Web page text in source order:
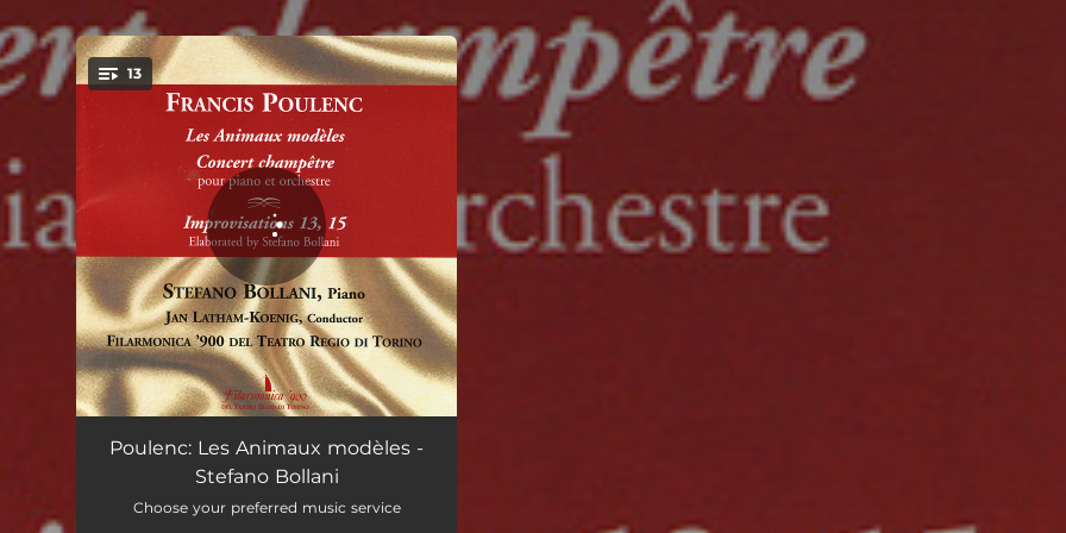
You're all set!
13
Les Animaux modèles 03:33
Les Animaux modèles
Poulenc: Les Animaux modèles -
Stefano Bollani
Choose your preferred music service